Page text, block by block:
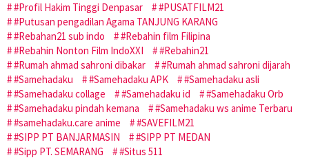
#Profil Hakim Tinggi Denpasar
#PUSATFILM21
#Putusan pengadilan Agama TANJUNG KARANG
#Rebahan21 sub indo
#Rebahin film Filipina
#Rebahin Nonton Film IndoXXI
#Rebahin21
#Rumah ahmad sahroni dibakar
#Rumah ahmad sahroni dijarah
#Samehadaku
#Samehadaku APK
#Samehadaku asli
#Samehadaku collage
#Samehadaku id
#Samehadaku Orb
#Samehadaku pindah kemana
#Samehadaku ws anime Terbaru
#samehadaku.care anime
#SAVEFILM21
#SIPP PT BANJARMASIN
#SIPP PT MEDAN
#Sipp PT. SEMARANG
#Situs 511